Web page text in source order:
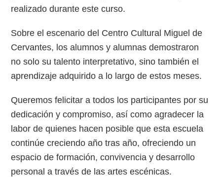
realizado durante este curso.
Sobre el escenario del Centro Cultural Miguel de
Cervantes, los alumnos y alumnas demostraron
no solo su talento interpretativo, sino también el
aprendizaje adquirido a lo largo de estos meses.
Queremos felicitar a todos los participantes por su
dedicación y compromiso, así como agradecer la
labor de quienes hacen posible que esta escuela
continúe creciendo año tras año, ofreciendo un
espacio de formación, convivencia y desarrollo
personal a través de las artes escénicas.